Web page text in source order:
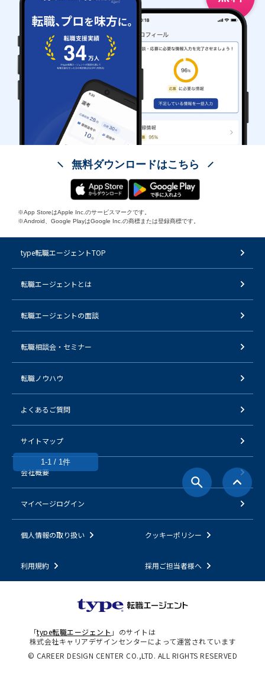
1-1 / 1件
無料ダウンロードはこちら
※App StoreはApple Inc.のサービスマークです。
※Android、Google PlayはGoogle Inc.の商標または登録商標です。
type転職エージェントTOP
転職エージェントとは
転職エージェントの面談
転職相談会・セミナー
転職ノウハウ
よくあるご質問
サイトマップ
会社概要
マイページログイン
個人情報の取り扱い クッキーポリシー
利用規約 採用ご担当者様へ
「type転職エージェント 」のサイトは
株式会社キャリアデザインセンターによって運営されています
© CAREER DESIGN CENTER CO.,LTD. ALL RIGHTS RESERVED